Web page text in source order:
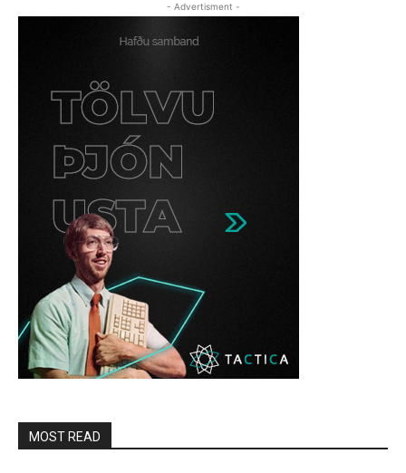
- Advertisment -
MOST READ